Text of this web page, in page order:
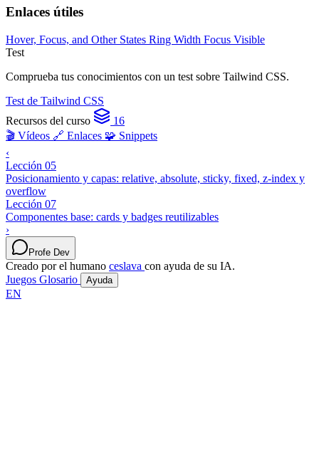
Enlaces útiles
Hover, Focus, and Other States Ring Width Focus Visible
Test
Comprueba tus conocimientos con un test sobre Tailwind CSS.
Test de Tailwind CSS
Recursos del curso
16
🎬 Vídeos 🔗 Enlaces 🧩 Snippets
‹
Lección 05
Posicionamiento y capas: relative, absolute, sticky, fixed, z-index y
overflow
Lección 07
Componentes base: cards y badges reutilizables
›
Profe Dev
Creado por el humano ceslava con ayuda de su IA.
Juegos Glosario Ayuda
EN